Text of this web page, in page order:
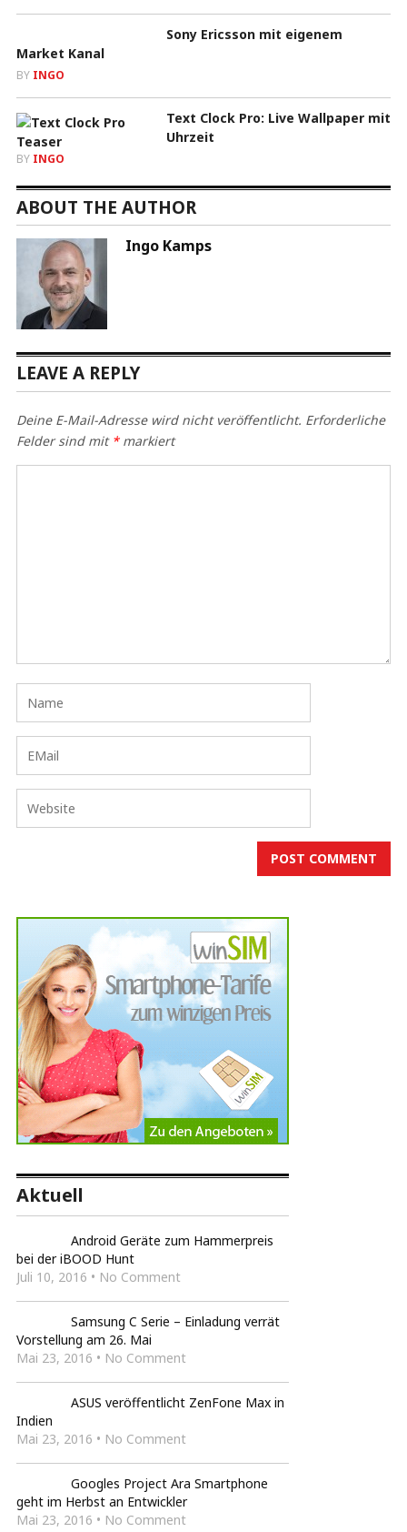
Sony Ericsson mit eigenem
Market Kanal
BY INGO
Text Clock Pro: Live Wallpaper mit
Uhrzeit
BY INGO
ABOUT THE AUTHOR
Ingo Kamps
LEAVE A REPLY
Deine E-Mail-Adresse wird nicht veröffentlicht. Erforderliche
Felder sind mit *markiert
Aktuell
Android Geräte zum Hammerpreis
bei der iBOOD Hunt
Juli 10, 2016 • No Comment
Samsung C Serie – Einladung verrät
Vorstellung am 26. Mai
Mai 23, 2016 • No Comment
ASUS veröffentlicht ZenFone Max in
Indien
Mai 23, 2016 • No Comment
Googles Project Ara Smartphone
geht im Herbst an Entwickler
Mai 23, 2016 • No Comment